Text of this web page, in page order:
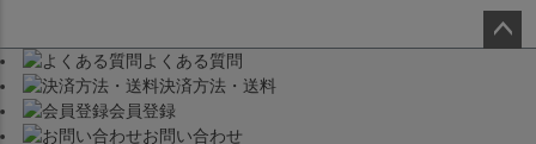
よくある質問
決済方法・送料
会員登録
お問い合わせ